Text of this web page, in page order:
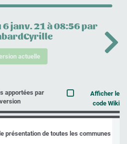
6 janv. 21 à 08:56 par
actuelle
apportées par
Afficher le
code Wiki